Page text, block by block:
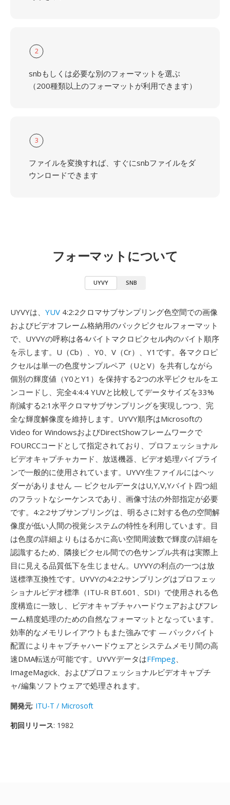
2
snbもしくは必要な別のフォーマットを選ぶ
（200種類以上のフォーマットが利用できます）
3
ファイルを変換すれば、すぐにsnbファイルをダ
ウンロードできます
フォーマットについて
UYVY SNB
UYVYは、 YUV 4:2:2クロマサブサンプリング色空間での画像
およびビデオフレーム格納用のパックピクセルフォーマット
で、UYVYの呼称は各4バイトマクロピクセル内のバイト順序
を示します。U（Cb）、Y0、V（Cr）、Y1です。各マクロピ
クセルは単一の色度サンプルペア（UとV）を共有しながら
個別の輝度値（Y0とY1）を保持する2つの水平ピクセルをエ
ンコードし、完全4:4:4 YUVと比較してデータサイズを33%
削減する2:1水平クロマサブサンプリングを実現しつつ、完
全な輝度解像度を維持します。UYVY順序はMicrosoftの
Video for WindowsおよびDirectShowフレームワークで
FOURCCコードとして指定されており、プロフェッショナル
ビデオキャプチャカード、放送機器、ビデオ処理パイプライ
ンで一般的に使用されています。UYVY生ファイルにはヘッ
ダーがありません — ピクセルデータはU,Y,V,Yバイト四つ組
のフラットなシーケンスであり、画像寸法の外部指定が必要
です。4:2:2サブサンプリングは、明るさに対する色の空間解
像度が低い人間の視覚システムの特性を利用しています。目
は色度の詳細よりもはるかに高い空間周波数で輝度の詳細を
認識するため、隣接ピクセル間での色サンプル共有は実際上
目に見える品質低下を生じません。UYVYの利点の一つは放
送標準互換性です。UYVYの4:2:2サンプリングはプロフェッ
ショナルビデオ標準（ITU-R BT.601、SDI）で使用される色
度構造に一致し、ビデオキャプチャハードウェアおよびフレ
ーム精度処理のための自然なフォーマットとなっています。
効率的なメモリレイアウトもまた強みです — パックバイト
配置によりキャプチャハードウェアとシステムメモリ間の高
速DMA転送が可能です。UYVYデータはFFmpeg、
ImageMagick、およびプロフェッショナルビデオキャプチ
ャ/編集ソフトウェアで処理されます。
開発元: ITU-T / Microsoft
初回リリース: 1982